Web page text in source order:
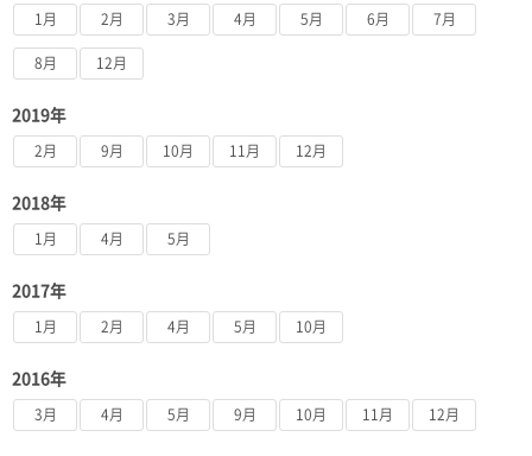
1月 2月 3月 4月 5月 6月 7月
8月 12月
2019年
2月 9月 10月 11月 12月
2018年
1月 4月 5月
2017年
1月 2月 4月 5月 10月
2016年
3月 4月 5月 9月 10月 11月 12月